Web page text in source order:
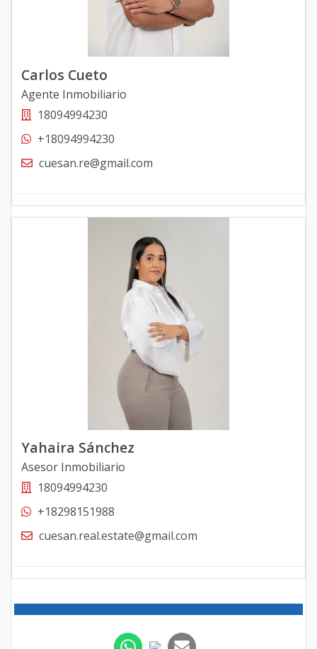
Carlos Cueto
Agente Inmobiliario
18094994230
+18094994230
cuesan.re@gmail.com
Yahaira Sánchez
Asesor Inmobiliario
18094994230
+18298151988
cuesan.real.estate@gmail.com